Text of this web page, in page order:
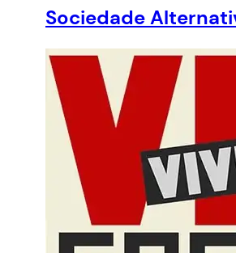
Sociedade